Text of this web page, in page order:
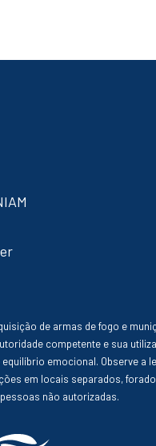
de armas de fogo e
competente e sua
emocional. Observe a
em locais separados,
não autorizadas.